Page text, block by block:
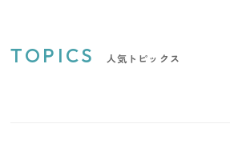
TOPICS 人気トピックス